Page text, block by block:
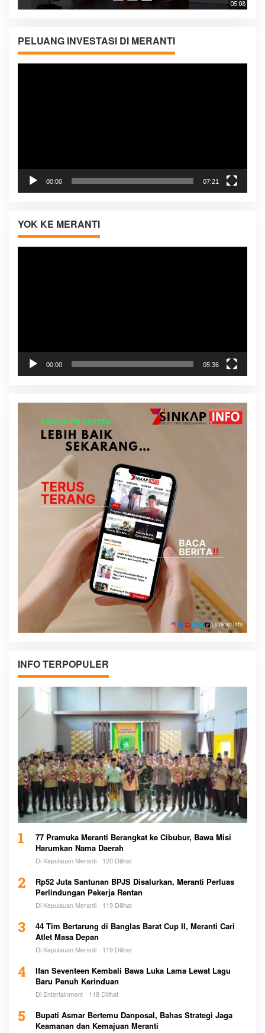
05:08
PELUANG INVESTASI DI MERANTI
Pemutar
00:00 07:21
YOK KE MERANTI
00:00 05:36
INFO TERPOPULER
1
77 Pramuka Meranti Berangkat ke Cibubur, Bawa Misi
Harumkan Nama Daerah
Di Kepulauan Meranti 120 Dilihat
2
Rp52 Juta Santunan BPJS Disalurkan, Meranti Perluas
Perlindungan Pekerja Rentan
Di Kepulauan Meranti 119 Dilihat
3
44 Tim Bertarung di Banglas Barat Cup II, Meranti Cari
Atlet Masa Depan
Di Kepulauan Meranti 119 Dilihat
4
Ifan Seventeen Kembali Bawa Luka Lama Lewat Lagu
Baru Penuh Kerinduan
Di Entertainment 118 Dilihat
5
Bupati Asmar Bertemu Danposal, Bahas Strategi Jaga
Keamanan dan Kemajuan Meranti